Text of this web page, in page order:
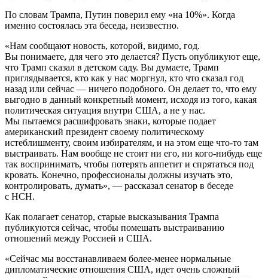
По словам Трампа, Путин поверил ему «на 10%». Когда
именно состоялась эта беседа, неизвестно.
«Нам сообщают новость, которой, видимо, год.
Вы понимаете, для чего это делается? Пусть опубликуют еще,
что Трамп сказал в детском саду. Вы думаете, Трамп
приглядывается, кто как у нас моргнул, кто что сказал год
назад или сейчас — ничего подобного. Он делает то, что ему
выгодно в данный конкретный момент, исходя из того, какая
политическая ситуация внутри США, а не у нас.
Мы пытаемся расшифровать знаки, которые подает
американский президент своему политическому
истеблишменту, своим избирателям, и на этом еще что-то там
выстраивать. Нам вообще не стоит ни его, ни кого-нибудь еще
так воспринимать, чтобы потерять аппетит и спрятаться под
кровать. Конечно, профессионалы должны изучать это,
контролировать, думать», — рассказал сенатор в беседе
с НСН.
Как полагает сенатор, старые высказывания Трампа
публикуются сейчас, чтобы помешать выстраиванию
отношений между Россией и США.
«Сейчас мы восстанавливаем более-менее нормальные
дипломатические отношения США, идет очень сложный